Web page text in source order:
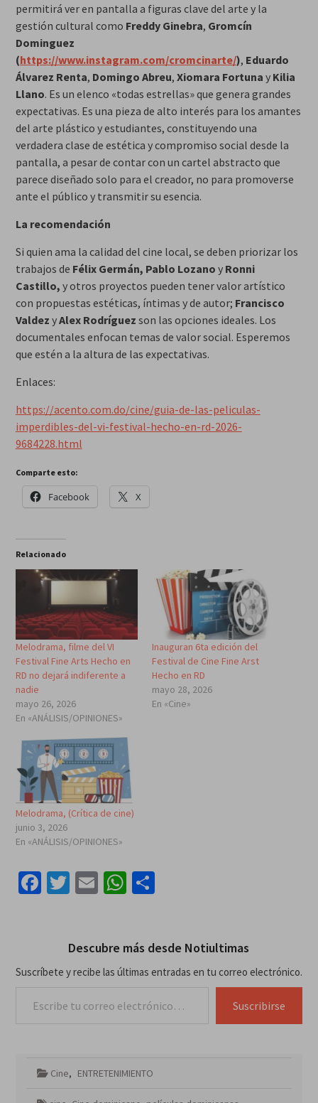
permitirá ver en pantalla a figuras clave del arte y la
gestión cultural como Freddy Ginebra, Gromcín
Dominguez
(https://www.instagram.com/cromcinarte/), Eduardo
Álvarez Renta, Domingo Abreu, Xiomara Fortuna y Kilia
Llano. Es un elenco «todas estrellas» que genera grandes
expectativas. Es una pieza de alto interés para los amantes
del arte plástico y estudiantes, constituyendo una
verdadera clase de estética y compromiso social desde la
pantalla, a pesar de contar con un cartel abstracto que
parece diseñado solo para el creador, no para promoverse
ante el público y transmitir su esencia.
La recomendación
Si quien ama la calidad del cine local, se deben priorizar los
trabajos de Félix Germán, Pablo Lozano y Ronni
Castillo, y otros proyectos pueden tener valor artístico
con propuestas estéticas, íntimas y de autor; Francisco
Valdez yAlex Rodríguez son las opciones ideales. Los
documentales enfocan temas de valor social. Esperemos
que estén a la altura de las expectativas.
Enlaces:
https://acento.com.do/cine/guia-de-las-peliculas-
imperdibles-del-vi-festival-hecho-en-rd-2026-
9684228.html
Comparte esto:
Facebook X
Relacionado
Melodrama, filme del VI
Festival Fine Arts Hecho en
RD no dejará indiferente a
nadie
mayo 26, 2026
En «ANÁLISIS/OPINIONES»
Inauguran 6ta edición del
Festival de Cine Fine Arst
Hecho en RD
mayo 28, 2026
En «Cine»
Melodrama, (Crítica de cine)
junio 3, 2026
En «ANÁLISIS/OPINIONES»
Facebook
Twitter
EmailWhatsApp
Compartir
Descubre más desde Notiultimas
Suscríbete y recibe las últimas entradas en tu correo electrónico.
Suscribirse
Cine, ENTRETENIMIENTO